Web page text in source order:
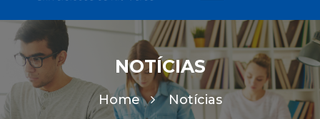
NOTÍCIAS
Home Notícias